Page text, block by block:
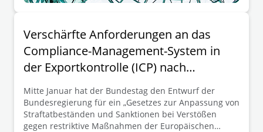
Verschärfte Anforderungen an das
Compliance-Management-System in
der Exportkontrolle (ICP) nach
Umsetzung der Richtlinie (EU)
2024/1226
Mitte Januar hat der Bundestag den Entwurf der
Bundesregierung für ein „Gesetzes zur Anpassung von
Straftatbeständen und Sanktionen bei Verstößen
gegen restriktive Maßnahmen der Europäischen